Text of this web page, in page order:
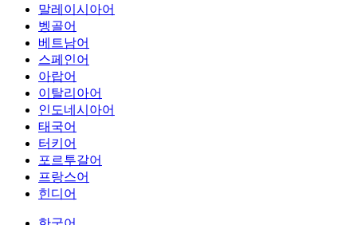
말레이시아어
벵골어
베트남어
스페인어
아랍어
이탈리아어
인도네시아어
태국어
터키어
포르투갈어
프랑스어
힌디어